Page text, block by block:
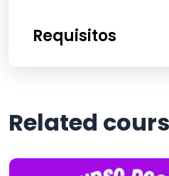
Requisitos
Related